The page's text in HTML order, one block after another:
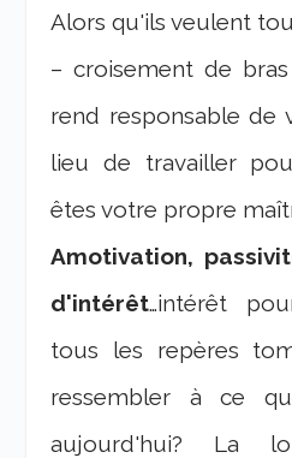
Alors qu'ils veulent
– croisement de
rend responsable de
lieu de travailler
êtes votre propre
Amotivation,
d'intérêt…intérêt
tous les repères
ressembler à ce
aujourd'hui? La